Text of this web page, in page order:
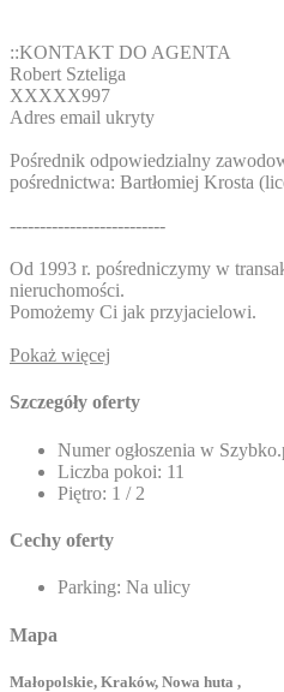
::KONTAKT DO AGENTA
Robert Szteliga
XXXXX997
Adres email ukryty
Pośrednik odpowiedzialny
pośrednictwa: Bartłomiej Krosta
--------------------------
Od 1993 r. pośredniczymy w
nieruchomości.
Pomożemy Ci jak przyjacielowi.
Pokaż więcej
Szczegóły oferty
Numer ogłoszenia w
Liczba pokoi: 11
Piętro: 1 / 2
Cechy oferty
Parking: Na ulicy
Mapa
Małopolskie, Kraków, Nowa huta ,